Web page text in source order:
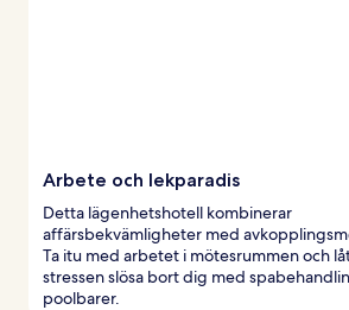
Arbete och lekparadis
Detta lägenhetshotell kombinerar
affärsbekvämligheter med
Ta itu med arbetet i mötesrummen och
stressen slösa bort dig med
poolbarer.